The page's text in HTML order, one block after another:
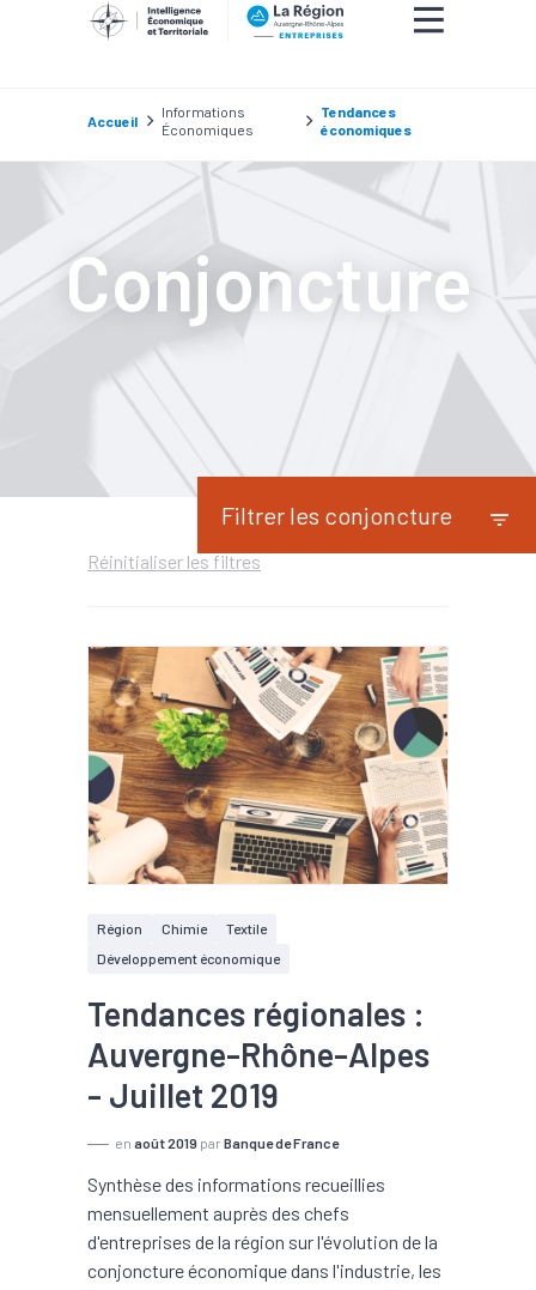
Accueil
Informations
Économiques
Tendances
économiques
Conjoncture
Filtrer les conjoncture
Réinitialiser les filtres
Région Chimie
Textile
Développement économique
Tendances régionales :
Auvergne-Rhône-Alpes
- Juillet 2019
en août 2019 par Banque de France
Synthèse des informations recueillies
mensuellement auprès des chefs
d'entreprises de la région sur l'évolution de la
conjoncture économique dans l'industrie, les